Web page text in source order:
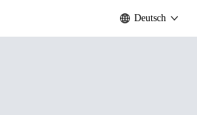
Deutsch